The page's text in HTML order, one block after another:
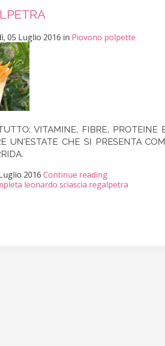
05 Luglio 2016 in Piovono polpette
VITAMINE, FIBRE, PROTEINE
UN'ESTATE CHE SI PRESENTA
2016 Continue reading
leonardo sciascia regalpetra